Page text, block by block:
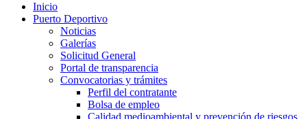
Inicio
Puerto Deportivo
Noticias
Galerías
Solicitud General
Portal de transparencia
Convocatorias y trámites
Perfil del contratante
Bolsa de empleo
Calidad medioambiental y prevención de riesgos